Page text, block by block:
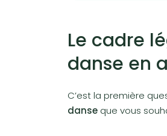
Le cadre
danse en
C’est la première
danse que vous